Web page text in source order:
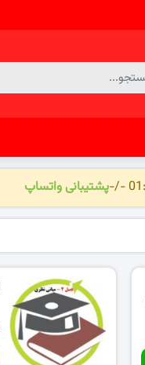
پشتیبانی واتساپ